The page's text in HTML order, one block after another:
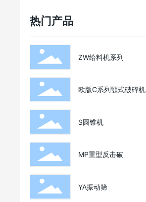
热门产品
ZW给料机系列
欧版C系列颚式破碎机
S圆锥机
MP重型反击破
YA振动筛